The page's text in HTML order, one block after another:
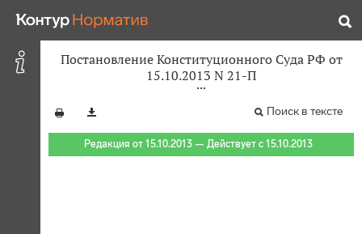
Постановление Конституционного Суда РФ от
15.10.2013 N 21-П
Поиск в тексте
Редакция от 15.10.2013 — Действует с 15.10.2013